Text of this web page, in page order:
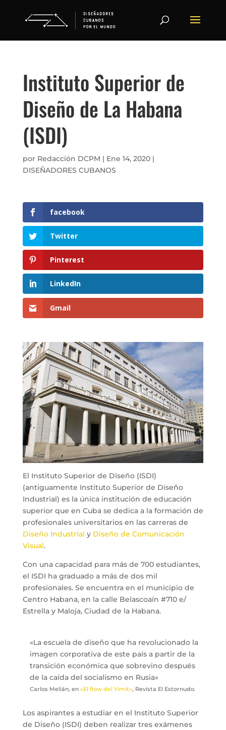
Instituto Superior de
Diseño de La Habana
(ISDI)
por Redacción DCPM | Ene 14, 2020|
DISEÑADORES CUBANOS
facebook
Twitter
Pinterest
LinkedIn
Gmail
El Instituto Superior de Diseño (ISDI)
(antiguamente Instituto Superior de Diseño
Industrial) es la única institución de educación
superior que en Cuba se dedica a la formación de
profesionales universitarios en las carreras de
Diseño Industrial y Diseño de Comunicación
Visual.
Con una capacidad para más de 700 estudiantes,
el ISDI ha graduado a más de dos mil
profesionales. Se encuentra en el municipio de
Centro Habana, en la calle Belascoaín #710 e/
Estrella y Maloja, Ciudad de la Habana.
«La escuela de diseño que ha revolucionado la
imagen corporativa de este país a partir de la
transición económica que sobrevino después
de la caída del socialismo en Rusia»
Carlos Melián, en «El flow del Yimit», Revista El Estornudo.
Los aspirantes a estudiar en el Instituto Superior
de Diseño (ISDI) deben realizar tres exámenes